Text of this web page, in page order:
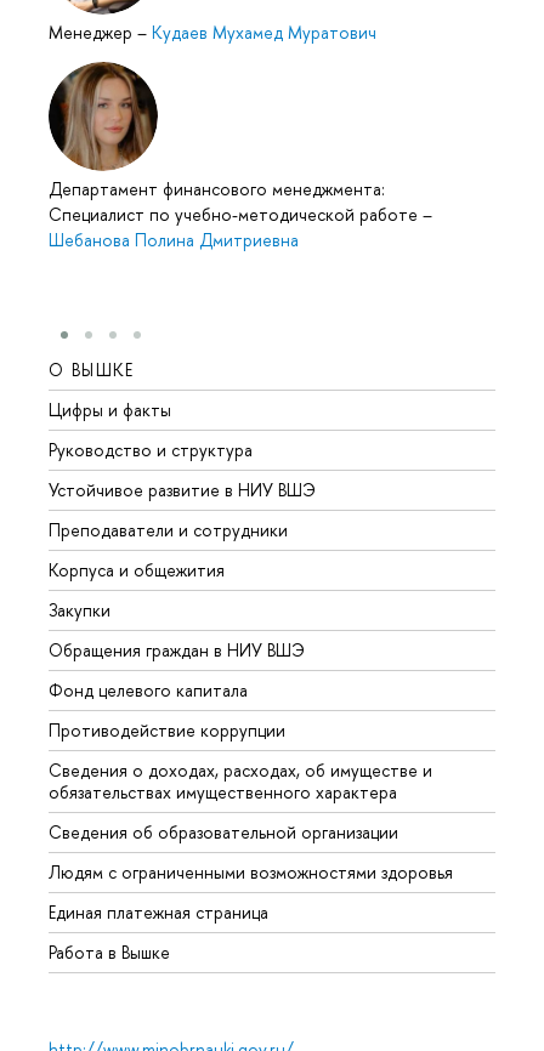
Менеджер – Кудаев Мухамед Муратович
Департамент финансового менеджмента:
Специалист по учебно-методической работе –
Шебанова Полина Дмитриевна
О ВЫШКЕ
Цифры и факты
Руководство и структура
Устойчивое развитие в НИУ ВШЭ
Преподаватели и сотрудники
Корпуса и общежития
Закупки
Обращения граждан в НИУ ВШЭ
Фонд целевого капитала
Противодействие коррупции
Сведения о доходах, расходах, об имуществе и
обязательствах имущественного характера
Сведения об образовательной организации
Людям с ограниченными возможностями здоровья
Единая платежная страница
Работа в Вышке